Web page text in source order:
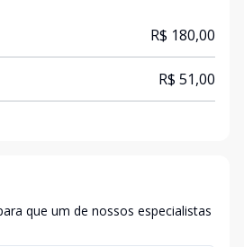
R$ 180,00
R$ 51,00
que um de nossos especialistas